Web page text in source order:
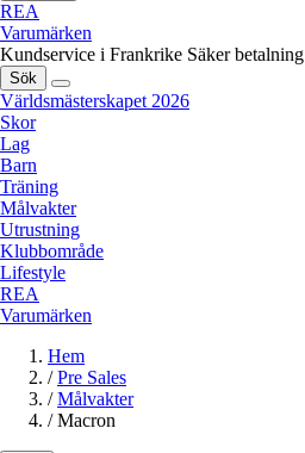
REA
Varumärken
Kundservice i Frankrike Säker betalning
Sök
Världsmästerskapet 2026
Skor
Lag
Barn
Träning
Målvakter
Utrustning
Klubbområde
Lifestyle
REA
Varumärken
Hem
/ Pre Sales
/ Målvakter
/ Macron